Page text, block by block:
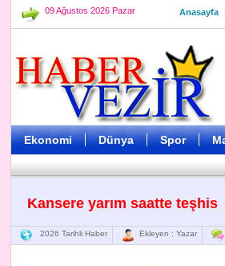
09 Ağustos 2026 Pazar Anasayfa
Ekonomi Dünya Spor
Kansere yarım saatte teşhis
2026 Tarihli Haber Ekleyen : Yazar